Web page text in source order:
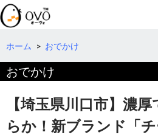
検
索
コ
テ
ツ
へ
ホーム > おでかけ
おでかけ
【埼玉県川口市】濃
らか！新ブランド「